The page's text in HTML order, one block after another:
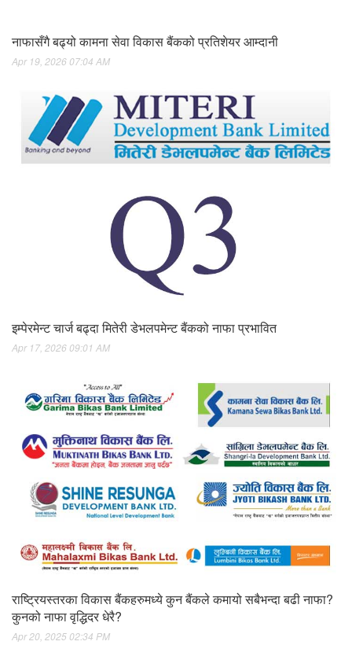
नाफासँगै बढ्यो कामना सेवा विकास बैंकको प्रतिशेयर आम्दानी
Apr 19, 2026 07:04 AM
इम्पेरमेन्ट चार्ज बढ्दा मितेरी डेभलपमेन्ट बैंकको नाफा प्रभावित
Apr 17, 2026 09:01 AM
राष्ट्रियस्तरका विकास बैंकहरुमध्ये कुन बैंकले कमायो सबैभन्दा बढी नाफा?
कुनको नाफा वृद्धिदर धेरै?
Apr 20, 2025 02:34 PM